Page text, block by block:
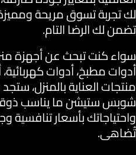
لك تجربة تسوق مريحة
تضمن لك الرضا التام.
سواء كنت تبحث عن أجهزة
أدوات مطبخ، أدوات كهربائية،
منتجات العناية بالمنزل،
شوبس ستيشن ما يناسب
واحتياجاتك بأسعار تنافسية
تُضاهى.